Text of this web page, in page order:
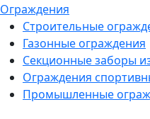
Ограждения
Строительные
Газонные ограждения
Секционные заборы
Ограждения
Промышленные